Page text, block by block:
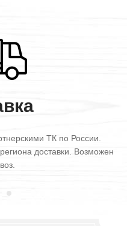
ТК по России.
доставки. Возможен